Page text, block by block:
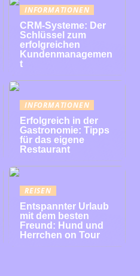
INFORMATIONEN
CRM-Systeme: Der
Schlüssel zum
erfolgreichen
Kundenmanagemen
t
INFORMATIONEN
Erfolgreich in der
Gastronomie: Tipps
für das eigene
Restaurant
REISEN
Entspannter Urlaub
mit dem besten
Freund: Hund und
Herrchen on Tour